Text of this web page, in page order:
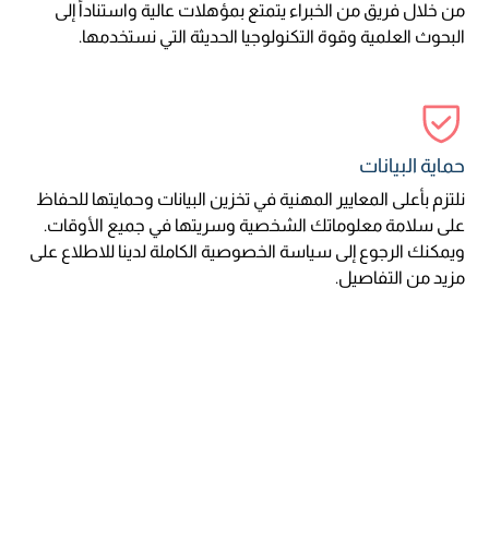
من خلال فريق من الخبراء يتمتع بمؤهلات عالية واستناداً إلى
البحوث العلمية وقوة التكنولوجيا الحديثة التي نستخدمها.
حماية البيانات
نلتزم بأعلى المعايير المهنية في تخزين البيانات وحمايتها للحفاظ
على سلامة معلوماتك الشخصية وسريتها في جميع الأوقات.
ويمكنك الرجوع إلى سياسة الخصوصية الكاملة لدينا للاطلاع على
مزيد من التفاصيل.